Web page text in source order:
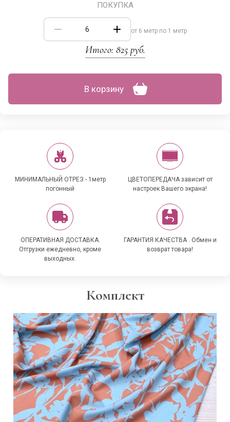
ПОКУПКА
от 6 метр по 1 метр
Итого: 825 руб.
В корзину
МИНИМАЛЬНЫЙ ОТРЕЗ - 1метр
погонный
ЦВЕТОПЕРЕДАЧА зависит от
настроек Вашего экрана!
ОПЕРАТИВНАЯ ДОСТАВКА.
Отгрузки ежедневно, кроме
выходных.
ГАРАНТИЯ КАЧЕСТВА . Обмен и
возврат товара!
Комплект